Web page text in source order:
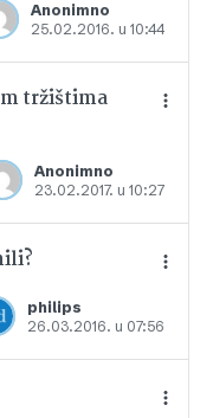
Anonimno
25.02.2016. u 10:44
u favorite
tržištima
Anonimno
23.02.2017. u 10:27
u favorite
philips
26.03.2016. u 07:56
u favorite